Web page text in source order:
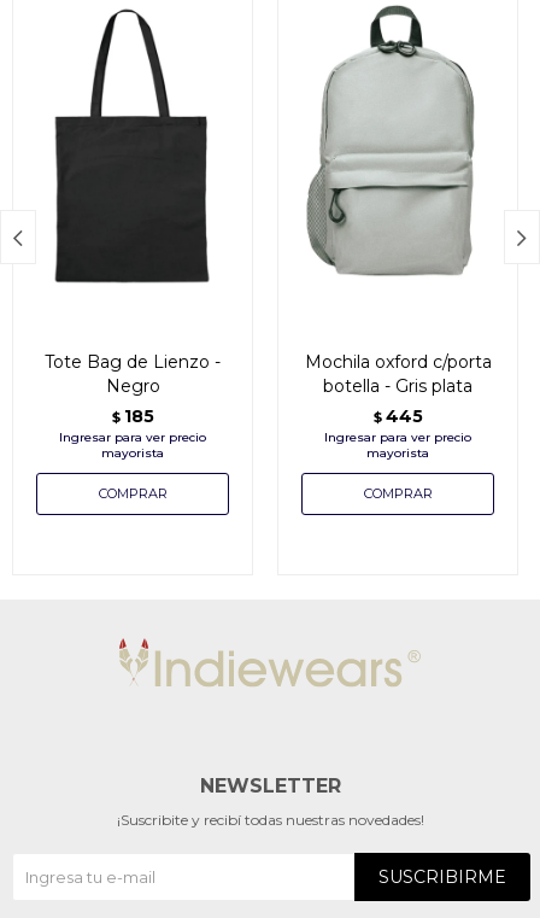
Tote Bag de Lienzo -
Negro
$ 185
Mochila oxford c/porta
botella - Gris plata
$ 445
 
NEWSLETTER
¡Suscribite y recibí todas nuestras novedades!
SUSCRIBIRME